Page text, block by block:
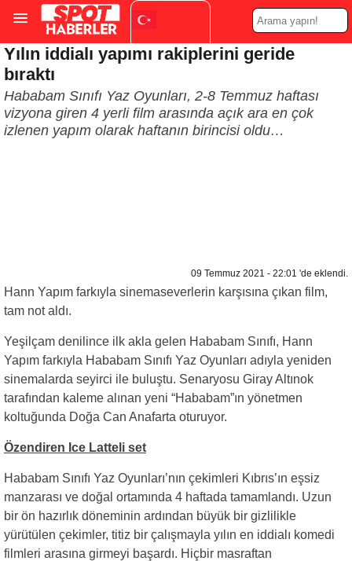
Turkish ▼
Yılın iddialı yapımı rakiplerini geride
bıraktı
Hababam Sınıfı Yaz Oyunları, 2-8 Temmuz haftası
vizyona giren 4 yerli film arasında açık ara en çok
izlenen yapım olarak haftanın birincisi oldu…
09 Temmuz 2021 - 22:01 'de eklendi.
Hann Yapım farkıyla sinemaseverlerin karşısına çıkan film,
tam not aldı.
Yeşilçam denilince ilk akla gelen Hababam Sınıfı, Hann
Yapım farkıyla Hababam Sınıfı Yaz Oyunları adıyla yeniden
sinemalarda seyirci ile buluştu. Senaryosu Giray Altınok
tarafından kaleme alınan yeni “Hababam”ın yönetmen
koltuğunda Doğa Can Anafarta oturuyor.
Özendiren Ice Latteli set
Hababam Sınıfı Yaz Oyunları’nın çekimleri Kıbrıs’ın eşsiz
manzarası ve doğal ortamında 4 haftada tamamlandı. Uzun
bir ön hazırlık döneminin ardından büyük bir gizlilikle
yürütülen çekimler, titiz bir çalışmayla yılın en iddialı komedi
filmleri arasına girmeyi başardı. Hiçbir masraftan